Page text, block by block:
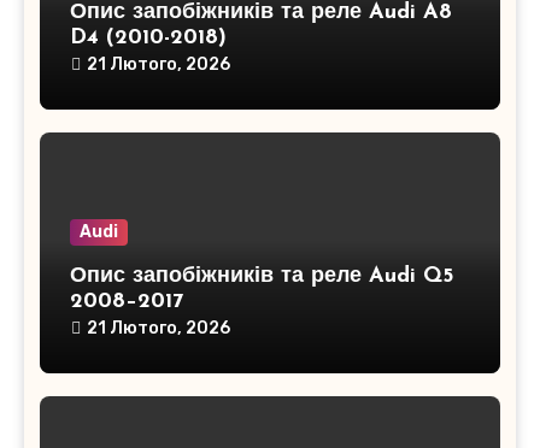
Опис запобіжників та реле Audi A8
D4 (2010-2018)
21 Лютого, 2026
Audi
Опис запобіжників та реле Audi Q5
2008–2017
21 Лютого, 2026